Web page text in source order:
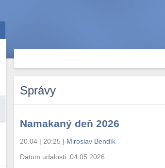
Správy
Namakaný deň 2026
20.04 | 20:25 | Miroslav Bendík
Dátum udalosti:04.05.2026